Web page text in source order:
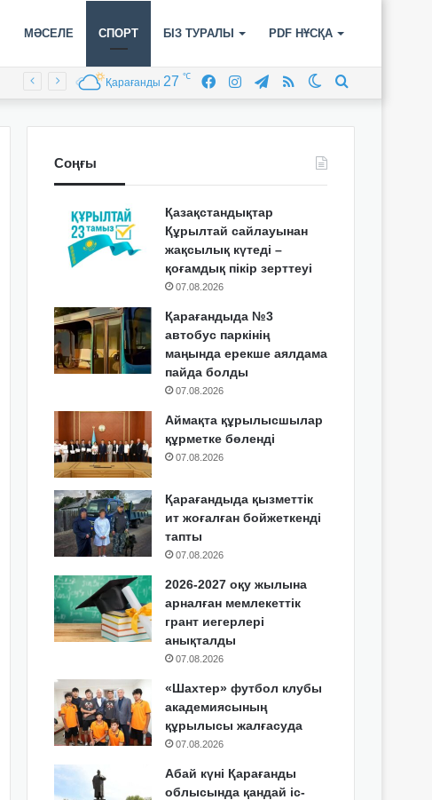
МӘСЕЛЕ СПОРТ БІЗ ТУРАЛЫ PDF НҰСҚА
Switch
RSS
Telegram
Instagram
Facebook
Қарағанды 27 ℃
Соңғы
Қазақстандықтар
Құрылтай сайлауынан
жақсылық күтеді –
қоғамдық пікір зерттеуі
07.08.2026
Қарағандыда №3
автобус паркінің
маңында ерекше аялдама
пайда болды
07.08.2026
Аймақта құрылысшылар
құрметке бөленді
07.08.2026
Қарағандыда қызметтік
ит жоғалған бойжеткенді
тапты
07.08.2026
2026-2027 оқу жылына
арналған мемлекеттік
грант иегерлері
анықталды
07.08.2026
«Шахтер» футбол клубы
академиясының
құрылысы жалғасуда
07.08.2026
Абай күні Қарағанды
облысында қандай іс-